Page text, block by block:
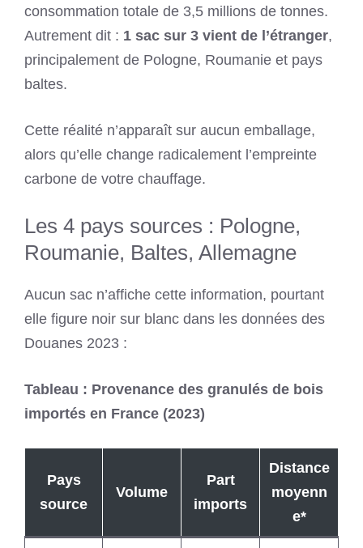
consommation totale de 3,5 millions de tonnes.
Autrement dit : 1 sac sur 3 vient de l’étranger,
principalement de Pologne, Roumanie et pays
baltes.
Cette réalité n’apparaît sur aucun emballage,
alors qu’elle change radicalement l’empreinte
carbone de votre chauffage.
Les 4 pays sources : Pologne,
Roumanie, Baltes, Allemagne
Aucun sac n’affiche cette information, pourtant
elle figure noir sur blanc dans les données des
Douanes 2023 :
Tableau : Provenance des granulés de bois
importés en France (2023)
Pays
source
Volume
Part
imports
Distance
moyenn
e*